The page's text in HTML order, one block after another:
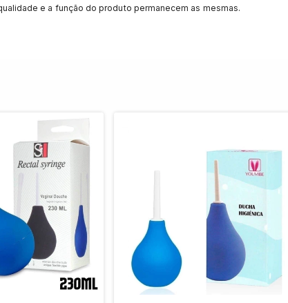
e a função do produto permanecem as mesmas.